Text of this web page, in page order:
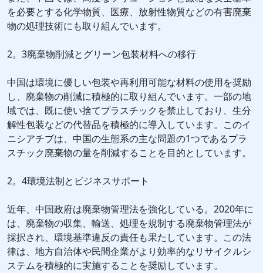
を必要とする化学物質、医療、放射性物質などの有害廃棄
物の処理技術にも取り組んでいます。
2。3廃棄物削減とグリーン包装材料への移行
中国は環境に優しい包装や再利用可能な材料の使用を奨励
し、廃棄物の削減に積極的に取り組んでいます。一部の地
域では、既に使い捨てプラスチックを禁止しており、生分
解性包装などの代替品を積極的に導入しています。このイ
ニシアチブは、中国の生態系の主な問題の1つであるプラ
スチック廃棄物の量を削減することを目的としています。
2。4環境法制とビジネスサポート
近年、中国政府は廃棄物管理法を強化している。2020年に
は、廃棄物の収集、輸送、処理を規制する廃棄物管理法が
採択され、環境基準違反の責任も果たしています。この法
律は、地方自治体や民間企業がより効率的なリサイクルシ
ステムを積極的に実施することを奨励しています。